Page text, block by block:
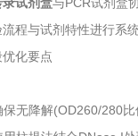
程与试剂特性进行系
化要点‌
降解(OD260/280比